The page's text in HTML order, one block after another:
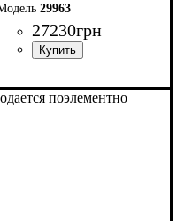
29963
27230грн
поэлементно